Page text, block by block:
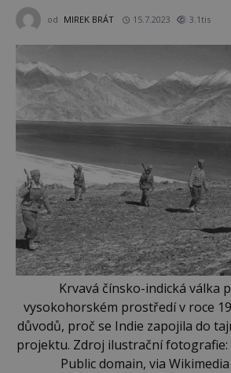
od MIREK BRÁT 15.7.2023 3.1tis
Krvavá čínsko-indická válka
vysokohorském prostředí v roce
důvodů, proč se Indie zapojila do
projektu. Zdroj ilustrační
Public domain, via